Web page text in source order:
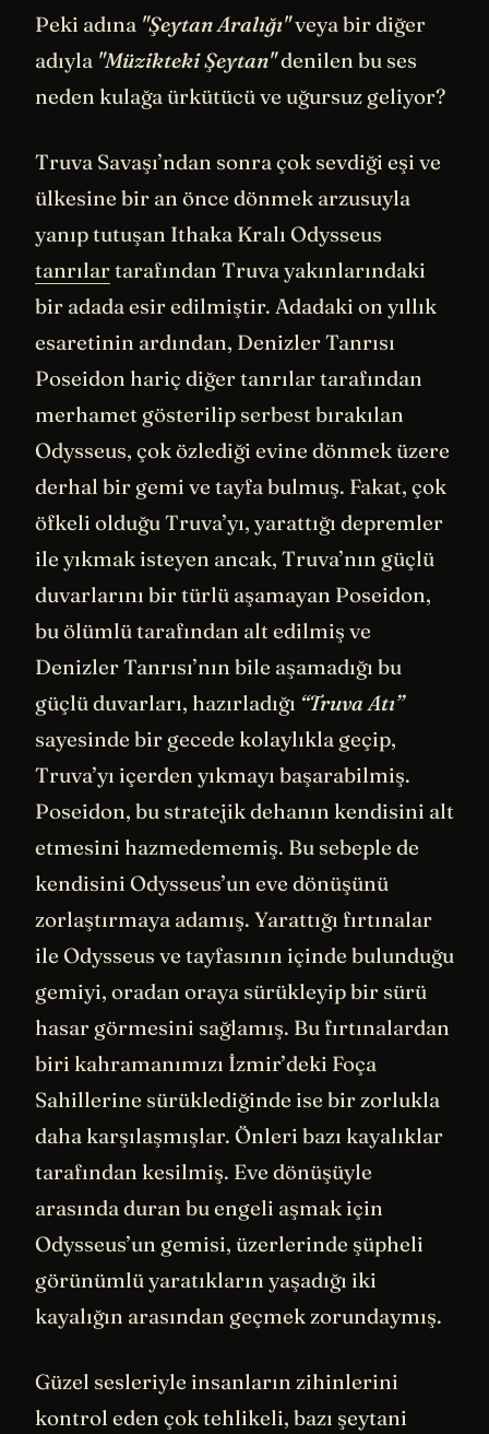
Peki adına "Şeytan Aralığı"veya bir diğer
adıyla "Müzikteki Şeytan"denilen bu ses
neden kulağa ürkütücü ve uğursuz geliyor?
Truva Savaşı’ndan sonra çok sevdiği eşi ve
ülkesine bir an önce dönmek arzusuyla
yanıp tutuşan Ithaka Kralı Odysseus
tanrılartarafından Truva yakınlarındaki
bir adada esir edilmiştir. Adadaki on yıllık
esaretinin ardından, Denizler Tanrısı
Poseidon hariç diğer tanrılar tarafından
merhamet gösterilip serbest bırakılan
Odysseus, çok özlediği evine dönmek üzere
derhal bir gemi ve tayfa bulmuş. Fakat, çok
öfkeli olduğu Truva’yı, yarattığı depremler
ile yıkmak isteyen ancak, Truva’nın güçlü
duvarlarını bir türlü aşamayan Poseidon,
bu ölümlü tarafından alt edilmiş ve
Denizler Tanrısı’nın bile aşamadığı bu
güçlü duvarları, hazırladığı “Truva Atı”
sayesinde bir gecede kolaylıkla geçip,
Truva’yı içerden yıkmayı başarabilmiş.
Poseidon, bu stratejik dehanın kendisini alt
etmesini hazmedememiş. Bu sebeple de
kendisini Odysseus’un eve dönüşünü
zorlaştırmaya adamış. Yarattığı fırtınalar
ile Odysseus ve tayfasının içinde bulunduğu
gemiyi, oradan oraya sürükleyip bir sürü
hasar görmesini sağlamış. Bu fırtınalardan
biri kahramanımızı İzmir’deki Foça
Sahillerine sürüklediğinde ise bir zorlukla
daha karşılaşmışlar. Önleri bazı kayalıklar
tarafından kesilmiş. Eve dönüşüyle
arasında duran bu engeli aşmak için
Odysseus’un gemisi, üzerlerinde şüpheli
görünümlü yaratıkların yaşadığı iki
kayalığın arasından geçmek zorundaymış.
Güzel sesleriyle insanların zihinlerini
kontrol eden çok tehlikeli, bazı şeytani